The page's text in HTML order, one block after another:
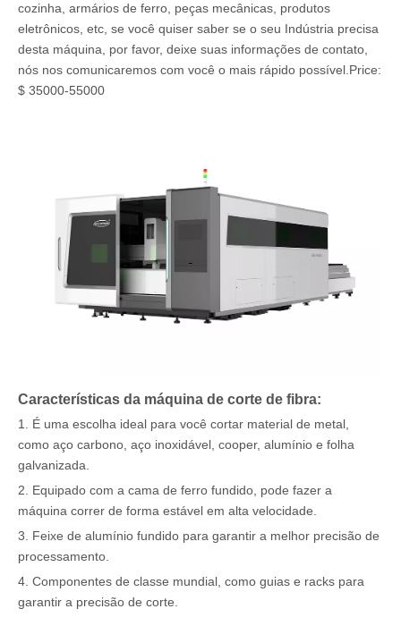
cozinha, armários de ferro, peças mecânicas, produtos
eletrônicos, etc, se você quiser saber se o seu Indústria precisa
desta máquina, por favor, deixe suas informações de contato,
nós nos comunicaremos com você o mais rápido possível.Price:
$ 35000-55000
Características da máquina de corte de fibra:
1. É uma escolha ideal para você cortar material de metal,
como aço carbono, aço inoxidável, cooper, alumínio e folha
galvanizada.
2. Equipado com a cama de ferro fundido, pode fazer a
máquina correr de forma estável em alta velocidade.
3. Feixe de alumínio fundido para garantir a melhor precisão de
processamento.
4. Componentes de classe mundial, como guias e racks para
garantir a precisão de corte.